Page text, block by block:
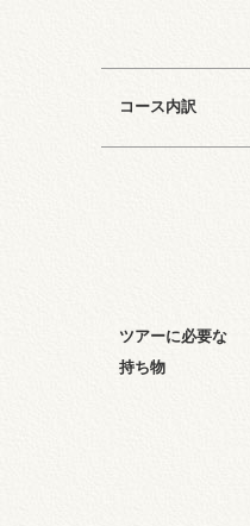
コース内訳
ツアーに必要な
持ち物